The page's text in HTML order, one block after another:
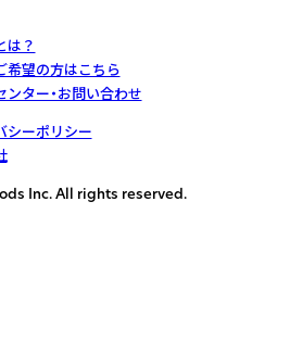
は？
希望の方はこちら
ンター・お問い合わせ
シーポリシー
Inc. All rights reserved.